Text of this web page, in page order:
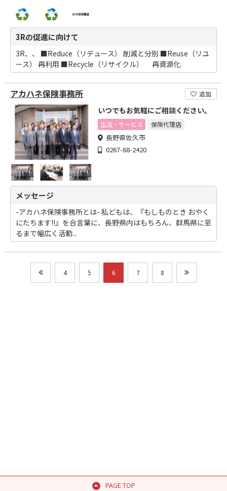
3Rの促進に向けて
3R、、 ■Reduce（リデュース） 削減と分別 ■Reuse（リユ
ース） 再利用 ■Recycle（リサイクル） 再資源化
アカハネ保険事務所 追加
いつでもお気軽にご相談ください。
生活・サービス 保険代理店
長野県佐久市
0267-68-2420
メッセージ
-アカハネ保険事務所とは- 私どもは、『もしものとき おやく
にたちます!!』を合言葉に、長野県内はもちろん、群馬県に至
るまで幅広く活動...
4 5 6 7 8
PAGE TOP